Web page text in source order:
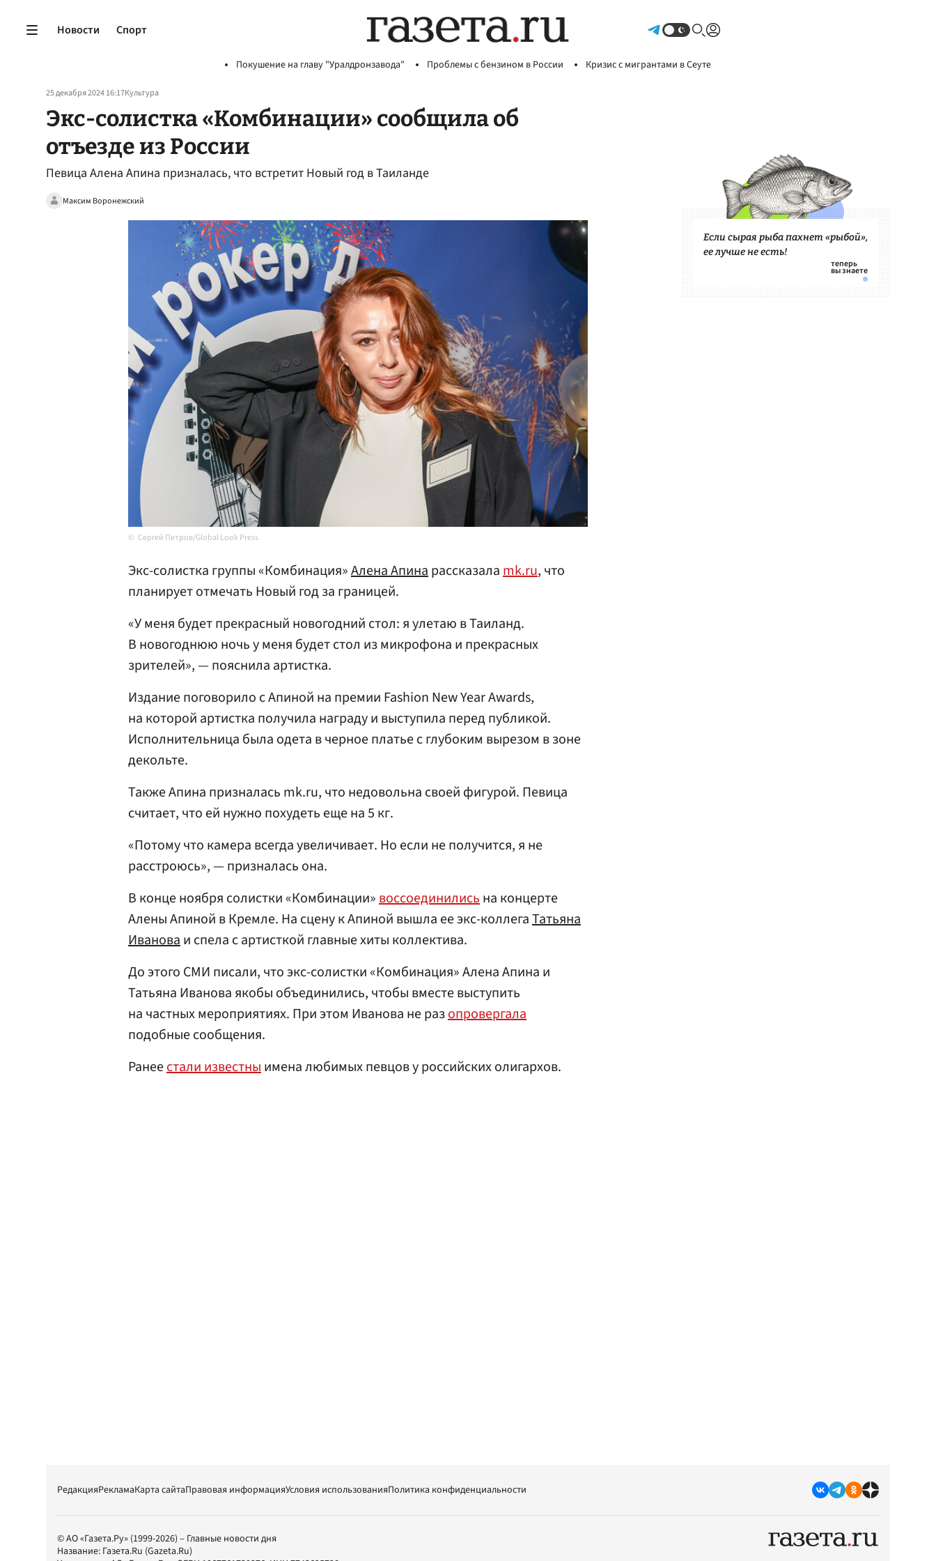
Новости Спорт
Покушение на главу "Уралдронзавода" Проблемы с бензином в России Кризис с мигрантами в Сеуте
25 декабря 2024 16:17Культура
Экс-солистка «Комбинации» сообщила об
отъезде из России
Певица Алена Апина призналась, что встретит Новый год в Таиланде
Максим Воронежский
Сергей Петров/Global Look Press
Экс-солистка группы «Комбинация»Алена Апинарассказалаmk.ru, что
планирует отмечать Новый год за границей.
«У меня будет прекрасный новогодний стол: я улетаю в Таиланд.
В новогоднюю ночь у меня будет стол из микрофона и прекрасных
зрителей», — пояснила артистка.
Издание поговорило с Апиной на премии Fashion New Year Awards,
на которой артистка получила награду и выступила перед публикой.
Исполнительница была одета в черное платье с глубоким вырезом в зоне
декольте.
Также Апина призналась mk.ru, что недовольна своей фигурой. Певица
считает, что ей нужно похудеть еще на 5 кг.
«Потому что камера всегда увеличивает. Но если не получится, я не
расстроюсь», — призналась она.
В конце ноября солистки «Комбинации»воссоединилисьна концерте
Алены Апиной в Кремле. На сцену к Апиной вышла ее экс-коллегаТатьяна
Ивановаи спела с артисткой главные хиты коллектива.
До этого СМИ писали, что экс-солистки «Комбинация» Алена Апина и
Татьяна Иванова якобы объединились, чтобы вместе выступить
на частных мероприятиях. При этом Иванова не разопровергала
подобные сообщения.
Ранеестали известныимена любимых певцов у российских олигархов.
Если сырая рыба пахнет «рыбой»,
ее лучше не есть!
РедакцияРекламаКарта сайтаПравовая информацияУсловия использованияПолитика конфиденциальности
© АО «Газета.Ру» (1999-2026) – Главные новости дня
Название: Газета.Ru (Gazeta.Ru)